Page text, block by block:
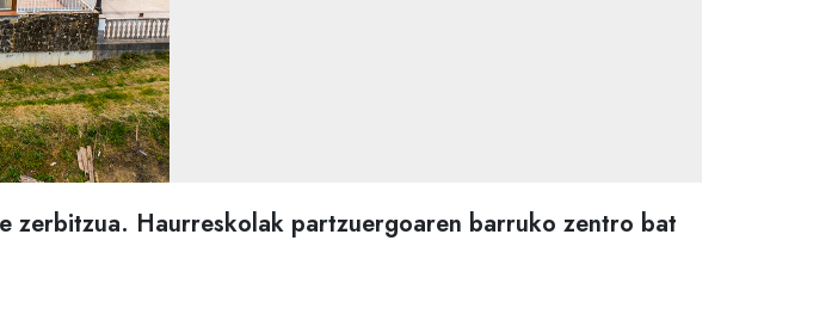
zerbitzua. Haurreskolak partzuergoaren barruko zentro bat